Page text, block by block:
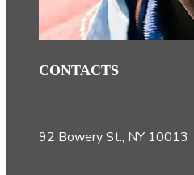
CONTACTS
92 Bowery St., NY 10013